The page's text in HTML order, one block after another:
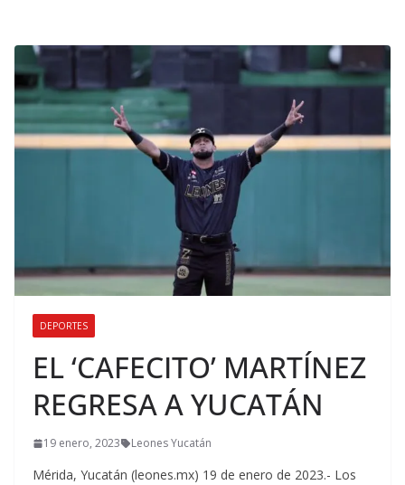
DEPORTES
EL ‘CAFECITO’ MARTÍNEZ
REGRESA A YUCATÁN
19 enero, 2023 Leones Yucatán
Mérida, Yucatán (leones.mx) 19 de enero de 2023.- Los